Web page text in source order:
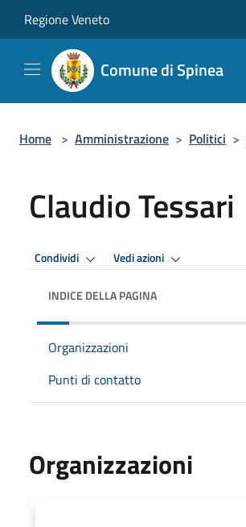
Regione Veneto
Comune di Spinea
Home > Amministrazione > Politici >
Claudio Tessari
Condividi Vedi azioni
INDICE DELLA PAGINA
Organizzazioni
Punti di contatto
Organizzazioni